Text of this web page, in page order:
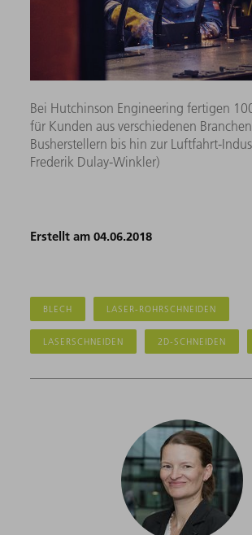
Bei Hutchinson Engineering fertigen
für Kunden aus verschiedenen
Busherstellern bis hin zur Luftfahrt-
Frederik Dulay-Winkler)
Erstellt am 04.06.2018
BLECH LASER-ROHRSCHNEIDEN
LASERSCHNEIDEN 2D-SCHNEIDEN